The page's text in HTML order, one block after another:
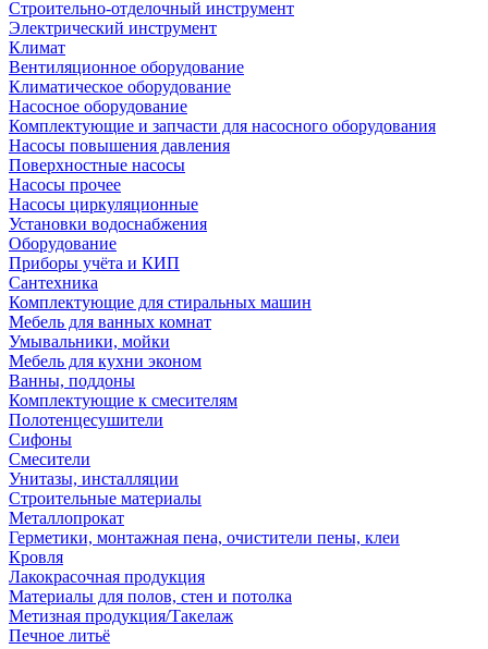
Строительно-отделочный инструмент
Электрический инструмент
Климат
Вентиляционное оборудование
Климатическое оборудование
Насосное оборудование
Комплектующие и запчасти для насосного оборудования
Насосы повышения давления
Поверхностные насосы
Насосы прочее
Насосы циркуляционные
Установки водоснабжения
Оборудование
Приборы учёта и КИП
Сантехника
Комплектующие для стиральных машин
Мебель для ванных комнат
Умывальники, мойки
Мебель для кухни эконом
Ванны, поддоны
Комплектующие к смесителям
Полотенцесушители
Сифоны
Смесители
Унитазы, инсталляции
Строительные материалы
Металлопрокат
Герметики, монтажная пена, очистители пены, клеи
Кровля
Лакокрасочная продукция
Материалы для полов, стен и потолка
Метизная продукция/Такелаж
Печное литьё